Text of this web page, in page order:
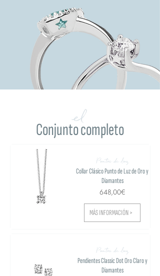
Conjunto completo
el
Puntos de luz
Collar Clásico Punto de Luz de Oro y
Diamantes
648,00€
MÁS INFORMACIÓN >
Puntos de luz
Pendientes Classic Dot Oro Claro y
Diamantes